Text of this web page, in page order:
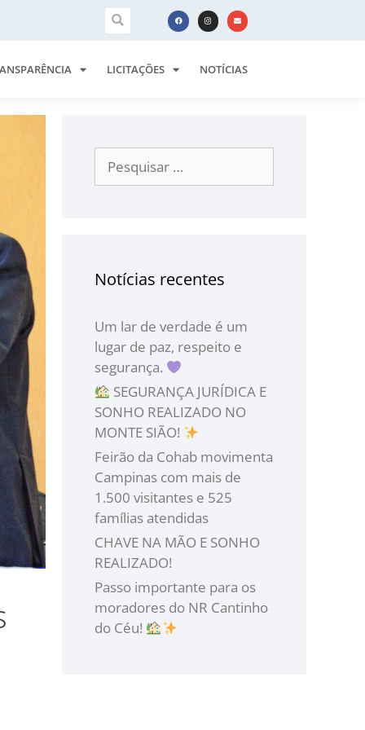
LICITAÇÕES NOTÍCIAS
Notícias recentes
Um lar de verdade é um
lugar de paz, respeito e
segurança.
SEGURANÇA JURÍDICA E
SONHO REALIZADO NO
MONTE SIÃO!
Feirão da Cohab movimenta
Campinas com mais de
1.500 visitantes e 525
famílias atendidas
CHAVE NA MÃO E SONHO
REALIZADO!
Passo importante para os
moradores do NR Cantinho
do Céu!